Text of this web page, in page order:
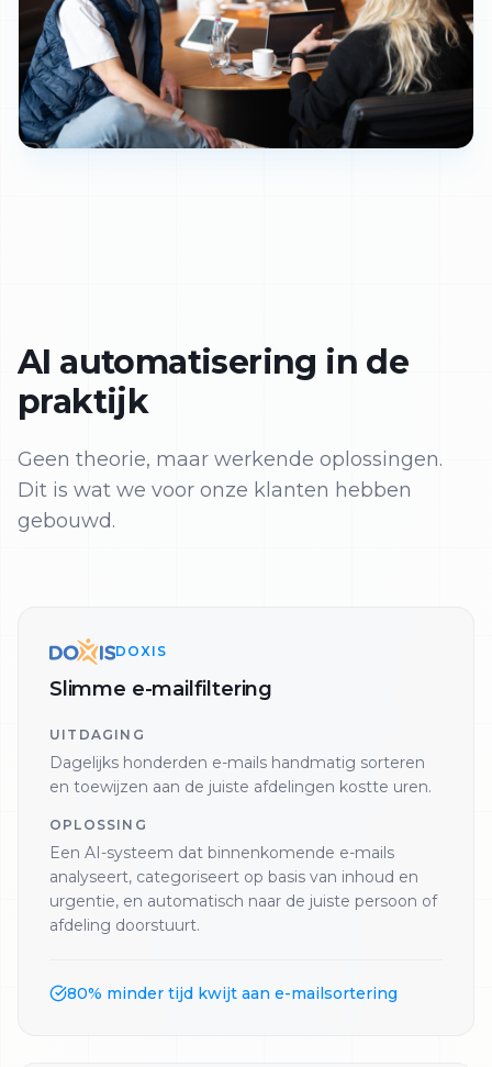
AI automatisering in de
praktijk
Geen theorie, maar werkende oplossingen.
Dit is wat we voor onze klanten hebben
gebouwd.
DOXIS
Slimme e-mailfiltering
UITDAGING
Dagelijks honderden e-mails handmatig sorteren
en toewijzen aan de juiste afdelingen kostte uren.
OPLOSSING
Een AI-systeem dat binnenkomende e-mails
analyseert, categoriseert op basis van inhoud en
urgentie, en automatisch naar de juiste persoon of
afdeling doorstuurt.
80% minder tijd kwijt aan e-mailsortering